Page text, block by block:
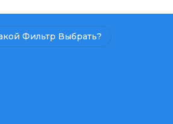
Фильтр Выбрать?